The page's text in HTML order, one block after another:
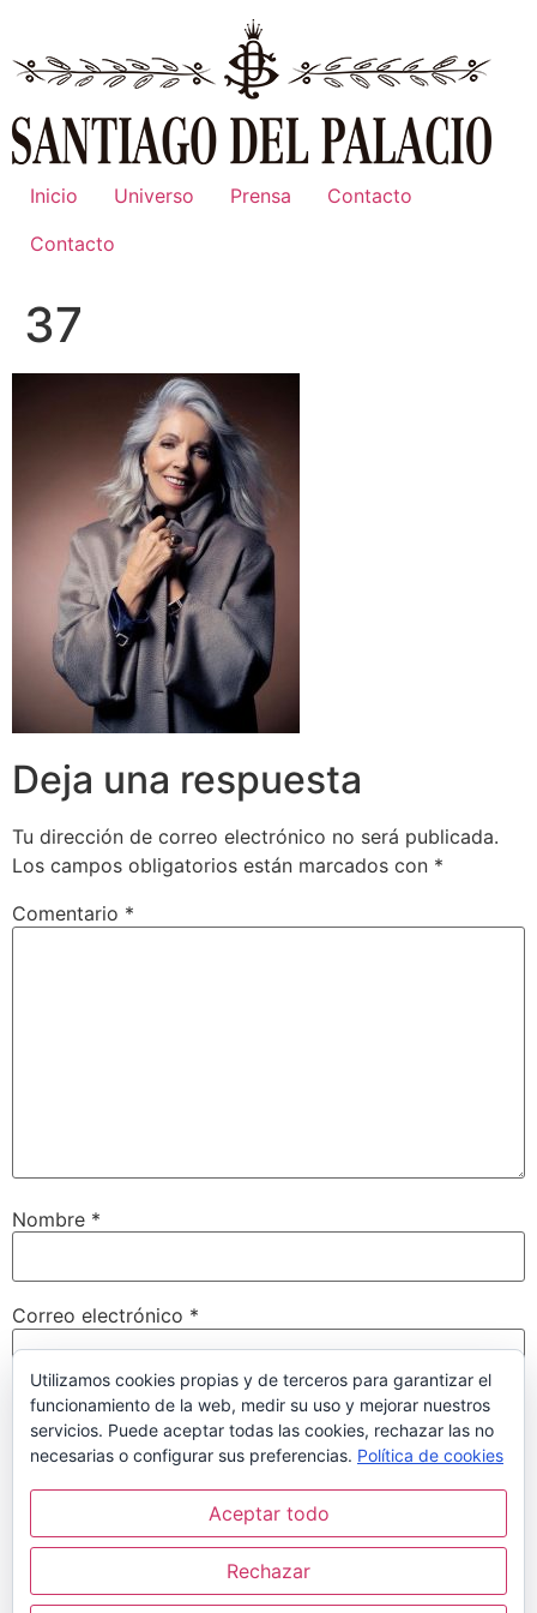
contenido
Inicio Universo Prensa
Contacto
Contacto
37
Deja una respuesta
Tu dirección de correo electrónico no será publicada.
Los campos obligatorios están marcados con *
Comentario *
Nombre *
Correo electrónico *
Web
Guarda mi nombre, correo electrónico y web en este
navegador para la próxima vez que comente.
Utilizamos cookies propias y de terceros para garantizar el
funcionamiento de la web, medir su uso y mejorar nuestros
servicios. Puede aceptar todas las cookies, rechazar las no
necesarias o configurar sus preferencias. Política de cookies
Aceptar todo
Rechazar